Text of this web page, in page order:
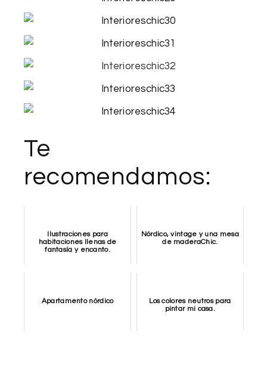
Te
recomendamos:
Ilustraciones para
habitaciones llenas de
fantasía y encanto.
Nórdico, vintage y una mesa
de maderaChic.
Apartamento nórdico
Los colores neutros para
pintar mi casa.